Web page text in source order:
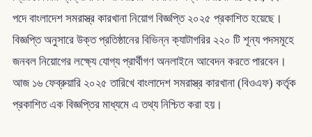
পদে বাংলাদেশ সমরাস্ত্র কারখানা নিয়োগ বিজ্ঞপ্তি ২০২৫ প্রকাশিত হয়েছে।
বিজ্ঞপ্তি অনুসারে উক্ত প্রতিষ্ঠানের বিভিন্ন ক্যাটাগরির ২২০ টি শূন্য পদসমূহে
জনবল নিয়োগের লক্ষ্যে যোগ্য প্রার্থীগণ অনলাইনে আবেদন করতে পারবেন।
আজ ১৬ ফেব্রুয়ারি ২০২৫ তারিখে বাংলাদেশ সমরাস্ত্র কারখানা (বিওএফ) কর্তৃক
প্রকাশিত এক বিজ্ঞপ্তির মাধ্যমে এ তথ্য নিশ্চিত করা হয়।